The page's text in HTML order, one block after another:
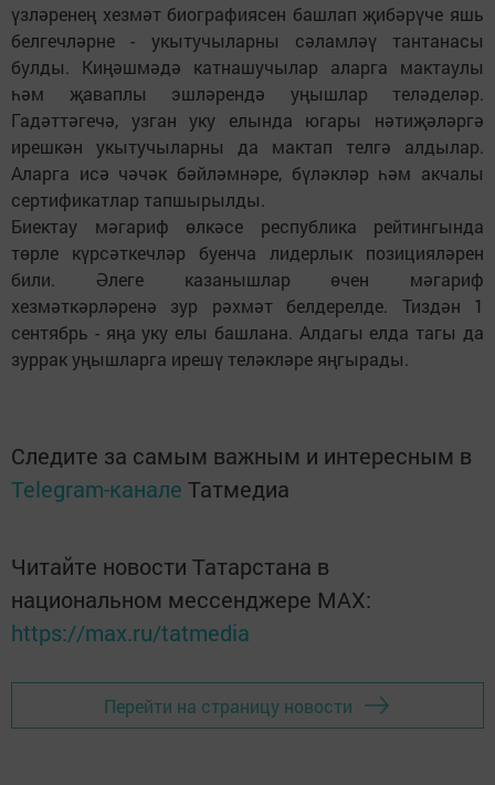
үзләренең хезмәт биографиясен башлап җибәрүче яшь
белгечләрне - укытучыларны сәламләү тантанасы
булды. Киңәшмәдә катнашучылар аларга мактаулы
һәм җаваплы эшләрендә уңышлар теләделәр.
Гадәттәгечә, узган уку елында югары нәтиҗәләргә
ирешкән укытучыларны да мактап телгә алдылар.
Аларга исә чәчәк бәйләмнәре, бүләкләр һәм акчалы
сертификатлар тапшырылды.
Биектау мәгариф өлкәсе республика рейтингында
төрле күрсәткечләр буенча лидерлык позицияләрен
били. Әлеге казанышлар өчен мәгариф
хезмәткәрләренә зур рәхмәт белдерелде. Тиздән 1
сентябрь - яңа уку елы башлана. Алдагы елда тагы да
зуррак уңышларга ирешү теләкләре яңгырады.
Следите за самым важным и интересным в
Telegram-канале Татмедиа
Читайте новости Татарстана в
национальном мессенджере MАХ:
https://max.ru/tatmedia
Перейти на страницу новости